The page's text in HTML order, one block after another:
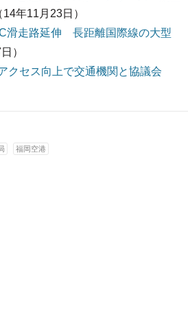
14年11月23日）
滑走路延伸 長距離国際線の大型
）
クセス向上で交通機関と協議会
福岡空港